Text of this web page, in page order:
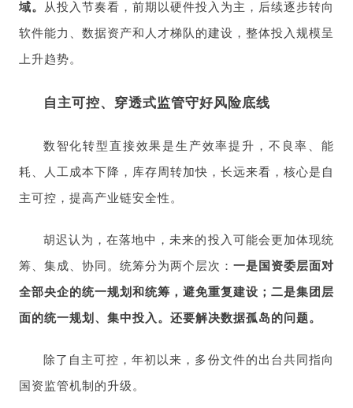
域。 从投入节奏看，前期以硬件投入为主，后续逐步转向
软件能力、数据资产和人才梯队的建设，整体投入规模呈
上升趋势。
自主可控、穿透式监管守好风险底线
数智化转型直接效果是生产效率提升，不良率、能
耗、人工成本下降，库存周转加快，长远来看，核心是自
主可控，提高产业链安全性。
胡迟认为，在落地中，未来的投入可能会更加体现统
筹、集成、协同。统筹分为两个层次：一是国资委层面对
全部央企的统一规划和统筹，避免重复建设；二是集团层
面的统一规划、集中投入。还要解决数据孤岛的问题。
除了自主可控，年初以来，多份文件的出台共同指向
国资监管机制的升级。